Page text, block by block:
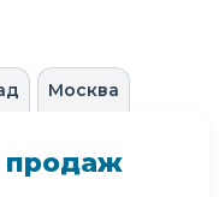
Москва
продаж